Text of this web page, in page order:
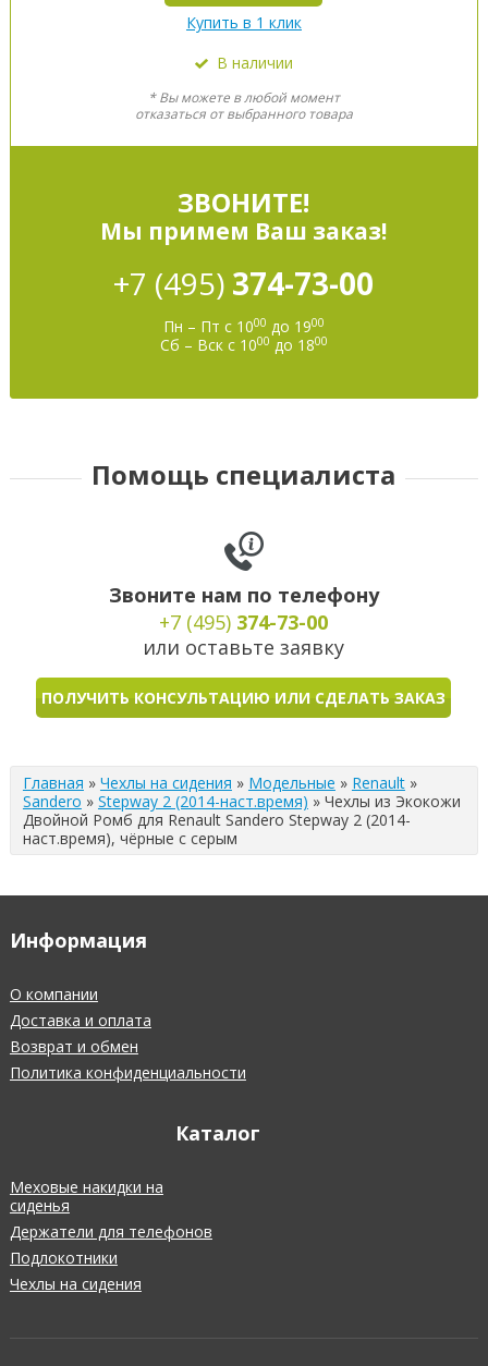
Купить в 1 клик
В наличии
* Вы можете в любой момент
отказаться от выбранного товара
ЗВОНИТЕ!
Мы примем Ваш заказ!
+7 (495) 374-73-00
Пн – Пт с 1000 до 1900
Сб – Вск с 1000 до 1800
Помощь специалиста
Звоните нам по телефону
+7 (495) 374-73-00
или оставьте заявку
ПОЛУЧИТЬ КОНСУЛЬТАЦИЮ ИЛИ СДЕЛАТЬ ЗАКАЗ
Главная » Чехлы на сидения » Модельные » Renault»
Sandero » Stepway 2 (2014-наст.время) » Чехлы из Экокожи
Двойной Ромб для Renault Sandero Stepway 2 (2014-
наст.время), чёрные с серым
Информация
О компании
Доставка и оплата
Возврат и обмен
Политика конфиденциальности
Каталог
Меховые накидки на
сиденья
Держатели для телефонов
Подлокотники
Чехлы на сидения